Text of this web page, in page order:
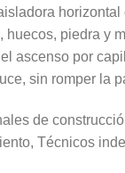
horizontal
huecos, piedra y
ascenso por
sin romper la
de
Técnicos